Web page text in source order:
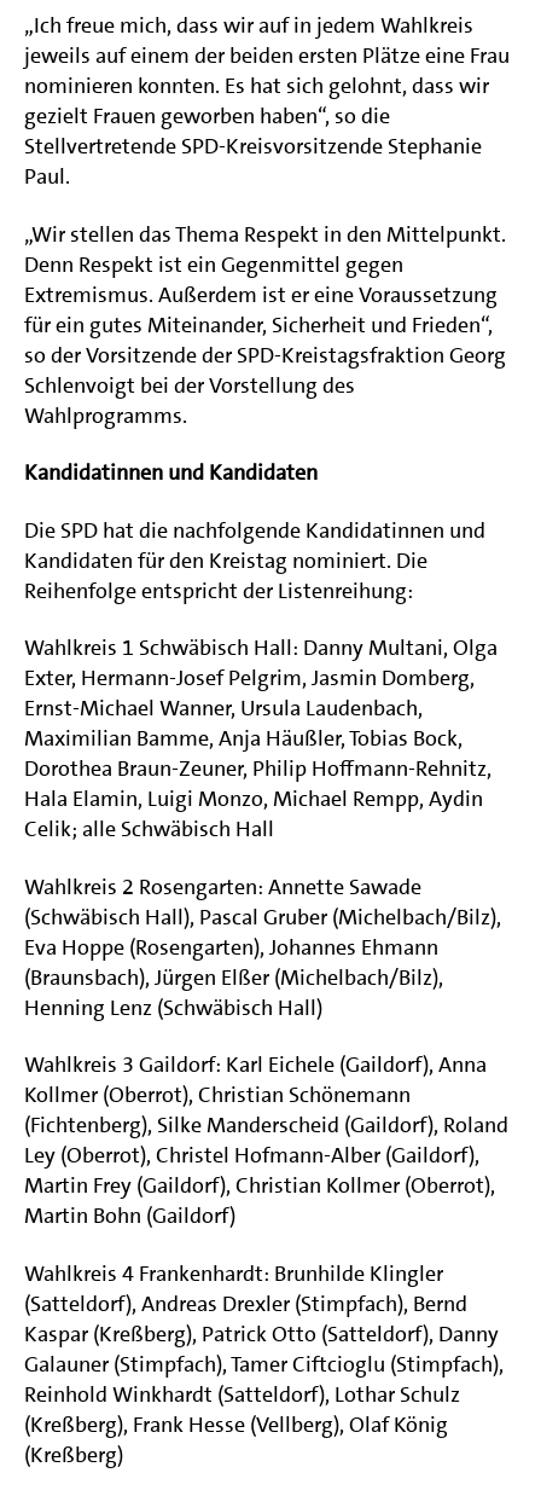
„Ich freue mich, dass wir auf in jedem Wahlkreis
jeweils auf einem der beiden ersten Plätze eine Frau
nominieren konnten. Es hat sich gelohnt, dass wir
gezielt Frauen geworben haben“, so die
Stellvertretende SPD-Kreisvorsitzende Stephanie
Paul.
„Wir stellen das Thema Respekt in den Mittelpunkt.
Denn Respekt ist ein Gegenmittel gegen
Extremismus. Außerdem ist er eine Voraussetzung
für ein gutes Miteinander, Sicherheit und Frieden“,
so der Vorsitzende der SPD-Kreistagsfraktion Georg
Schlenvoigt bei der Vorstellung des
Wahlprogramms.
Kandidatinnen und Kandidaten
Die SPD hat die nachfolgende Kandidatinnen und
Kandidaten für den Kreistag nominiert. Die
Reihenfolge entspricht der Listenreihung:
Wahlkreis 1 Schwäbisch Hall: Danny Multani, Olga
Exter, Hermann-Josef Pelgrim, Jasmin Domberg,
Ernst-Michael Wanner, Ursula Laudenbach,
Maximilian Bamme, Anja Häußler, Tobias Bock,
Dorothea Braun-Zeuner, Philip Hoffmann-Rehnitz,
Hala Elamin, Luigi Monzo, Michael Rempp, Aydin
Celik; alle Schwäbisch Hall
Wahlkreis 2 Rosengarten: Annette Sawade
(Schwäbisch Hall), Pascal Gruber (Michelbach/Bilz),
Eva Hoppe (Rosengarten), Johannes Ehmann
(Braunsbach), Jürgen Elßer (Michelbach/Bilz),
Henning Lenz (Schwäbisch Hall)
Wahlkreis 3 Gaildorf: Karl Eichele (Gaildorf), Anna
Kollmer (Oberrot), Christian Schönemann
(Fichtenberg), Silke Manderscheid (Gaildorf), Roland
Ley (Oberrot), Christel Hofmann-Alber (Gaildorf),
Martin Frey (Gaildorf), Christian Kollmer (Oberrot),
Martin Bohn (Gaildorf)
Wahlkreis 4 Frankenhardt: Brunhilde Klingler
(Satteldorf), Andreas Drexler (Stimpfach), Bernd
Kaspar (Kreßberg), Patrick Otto (Satteldorf), Danny
Galauner (Stimpfach), Tamer Ciftcioglu (Stimpfach),
Reinhold Winkhardt (Satteldorf), Lothar Schulz
(Kreßberg), Frank Hesse (Vellberg), Olaf König
(Kreßberg)